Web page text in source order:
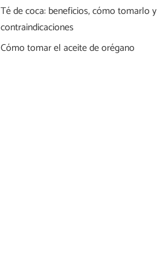
Té de coca: beneficios, cómo tomarlo y
contraindicaciones
Cómo tomar el aceite de orégano